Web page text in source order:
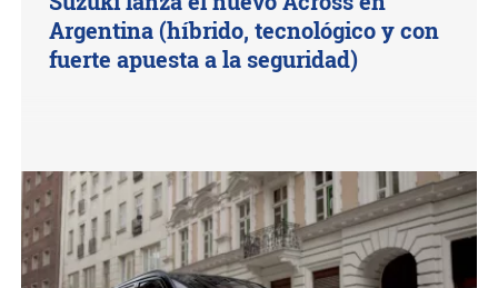
Argentina (híbrido, tecnológico y con
fuerte apuesta a la seguridad)